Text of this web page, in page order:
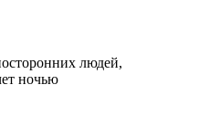
людей,
ночью